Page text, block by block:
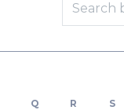
Q R S